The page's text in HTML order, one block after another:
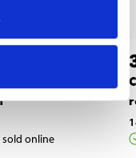
sold online